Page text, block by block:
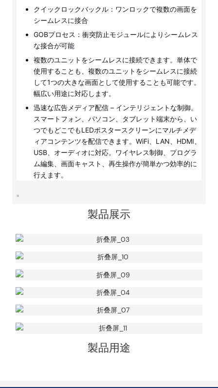
クイックロックバックル：ワンロックで複数の画面を
シームレスに接合
GOBプロセス：衝突防止モジュールによりシームレス
な接合が可能
複数のユニットをシームレスに接続できます。単体で
使用することも、複数のユニットをシームレスに接続
して1つの大きな画面として使用することも可能です。
幅広い用途に対応します。
迅速な広告メディア配信 – インテリジェントな制御。
スマートフォン、パソコン、タブレット端末から、い
つでもどこでもLEDポスタースクリーンにマルチメデ
ィアコンテンツを配信できます。WiFi、LAN、HDMI、
USB、オーディオに対応。ワイヤレス制御、プログラ
ム編集、画面キャスト、再生操作が簡単かつ効率的に
行えます。
。
製品展示
製品用途